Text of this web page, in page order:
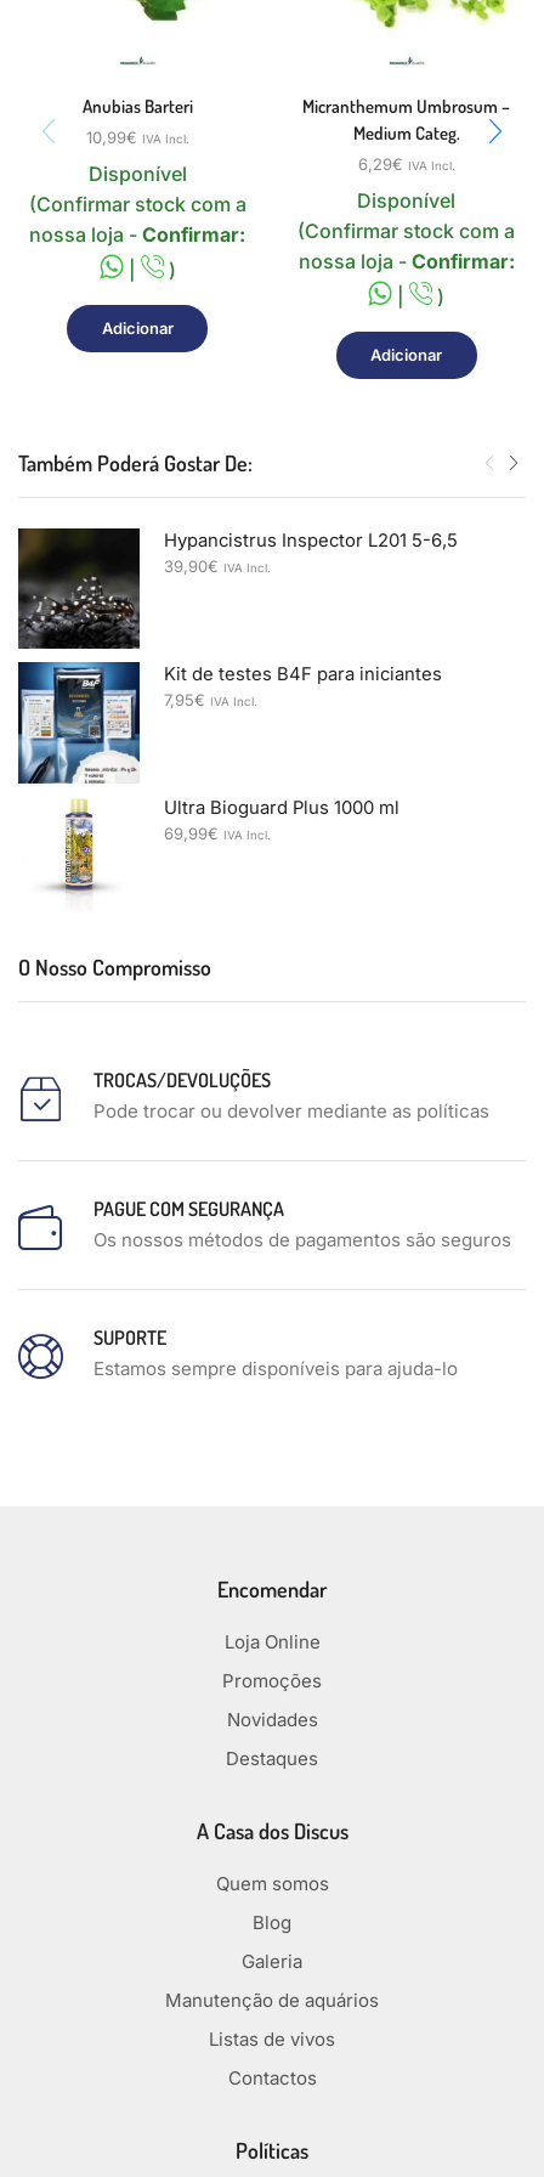
Anubias Barteri
10,99€ IVA Incl.
Disponível
(Confirmar stock com a
nossa loja -Confirmar:
|
)
Adicionar
Micranthemum Umbrosum –
Medium Categ.
6,29€ IVA Incl.
Disponível
(Confirmar stock com a
nossa loja - Confirmar:
|
)
Adicionar
Também Poderá Gostar De:
Hypancistrus Inspector L201 5-6,5
39,90€ IVA Incl.
Kit de testes B4F para iniciantes
7,95€ IVA Incl.
Ultra Bioguard Plus 1000 ml
69,99€ IVA Incl.
O Nosso Compromisso
TROCAS/DEVOLUÇÕES
Pode trocar ou devolver mediante as políticas
PAGUE COM SEGURANÇA
Os nossos métodos de pagamentos são seguros
SUPORTE
Estamos sempre disponíveis para ajuda-lo
Encomendar
Loja Online
Promoções
Novidades
Destaques
A Casa dos Discus
Quem somos
Blog
Galeria
Manutenção de aquários
Listas de vivos
Contactos
Políticas